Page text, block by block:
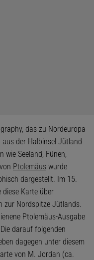
das zu Nordeuropa
der Halbinsel Jütland
wie Seeland, Fünen,
Ptolemäus wurde
dargestellt. Im 15.
Karte über
zur Nordspitze Jütlands.
Ptolemäus-Ausgabe
darauf folgenden
dagegen unter diesem
von M. Jordan (ca.